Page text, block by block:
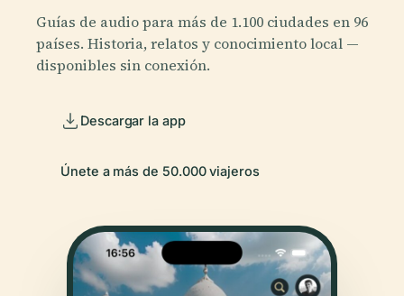
Guías de audio para más de 1.100 ciudades en 96
países. Historia, relatos y conocimiento local —
disponibles sin conexión.
Descargar la app
Únete a más de 50.000 viajeros